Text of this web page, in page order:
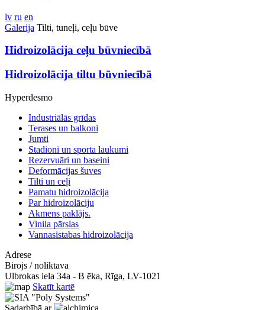
lv ru en
Galerija Tilti, tuneļi, ceļu būve
Hidroizolācija ceļu būvniecībā
Hidroizolācija tiltu būvniecībā
Hyperdesmo
Industriālās grīdas
Terases un balkoni
Jumti
Stadioni un sporta laukumi
Rezervuāri un baseini
Deformācijas šuves
Tilti un ceļi
Pamatu hidroizolācija
Par hidroizolāciju
Akmens paklājs.
Vinila pārslas
Vannasistabas hidroizolācija
Adrese
Birojs / noliktava
Ulbrokas iela 34a - B ēka, Rīga, LV-1021
Skatīt kartē
Sadarbībā ar